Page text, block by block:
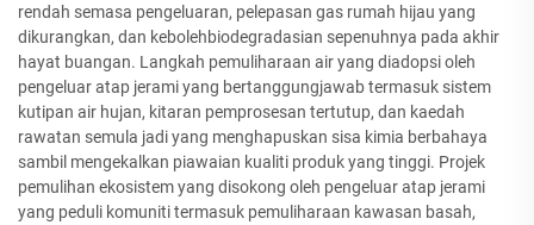
rendah semasa pengeluaran, pelepasan gas rumah hijau yang
dikurangkan, dan kebolehbiodegradasian sepenuhnya pada akhir
hayat buangan. Langkah pemuliharaan air yang diadopsi oleh
pengeluar atap jerami yang bertanggungjawab termasuk sistem
kutipan air hujan, kitaran pemprosesan tertutup, dan kaedah
rawatan semula jadi yang menghapuskan sisa kimia berbahaya
sambil mengekalkan piawaian kualiti produk yang tinggi. Projek
pemulihan ekosistem yang disokong oleh pengeluar atap jerami
yang peduli komuniti termasuk pemuliharaan kawasan basah,